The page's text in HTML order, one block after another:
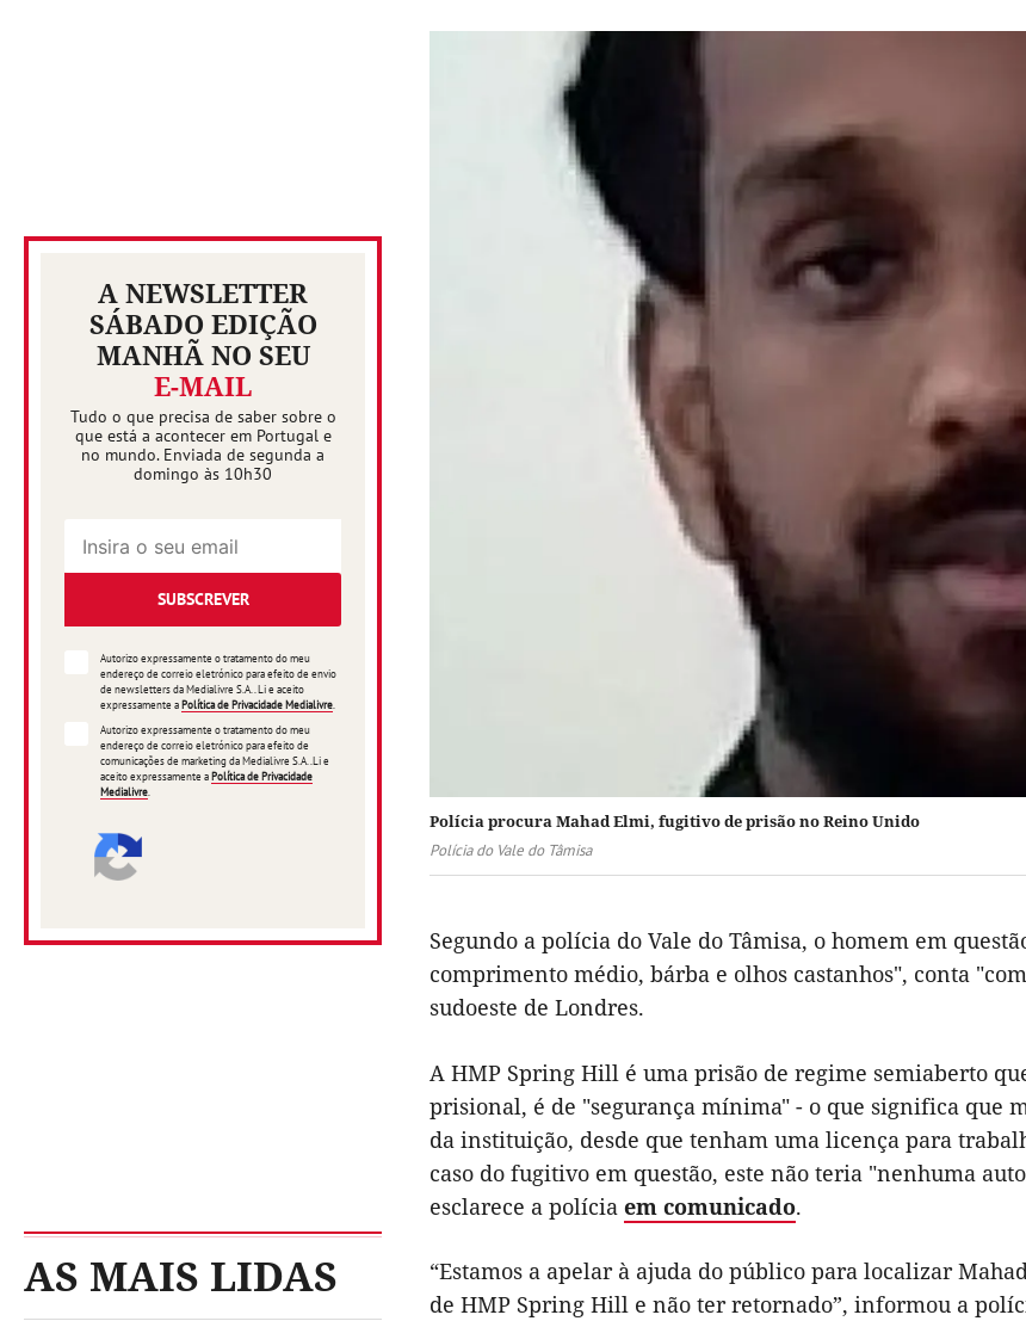
A NEWSLETTER
SÁBADO EDIÇÃO
MANHÃ NO SEU
E-MAIL
Tudo o que precisa de saber sobre o
que está a acontecer em Portugal e
no mundo. Enviada de segunda a
domingo às 10h30
SUBSCREVER
Autorizo expressamente o tratamento do meu
endereço de correio eletrónico para efeito de envio
de newsletters da Medialivre S.A.. Li e aceito
expressamente aPolítica de Privacidade Medialivre
Autorizo expressamente o tratamento do meu
endereço de correio eletrónico para efeito de
comunicações de marketing da Medialivre S.A..Li e
aceito expressamente aPolítica de Privacidade
Medialivre
AS MAIS LIDAS
Polícia procura Mahad Elmi, fugitivo de prisão no Reino Unido
Polícia do Vale do Tâmisa
Segundo a polícia do Vale do Tâmisa, o homem em
comprimento médio, bárba e olhos castanhos", conta
sudoeste de Londres.
A HMP Spring Hill é uma prisão de regime semiaberto
prisional, é de "segurança mínima" - o que significa que
da instituição, desde que tenham uma licença para
caso do fugitivo em questão, este não teria "nenhuma
esclarece a polícia em comunicado.
“Estamos a apelar à ajuda do público para localizar
de HMP Spring Hill e não ter retornado”, informou a